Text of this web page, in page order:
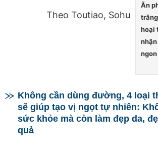
Ăn
hoại
ngon
Theo Toutiao, Sohu
Không cần dùng đường, 4 loại
sẽ giúp tạo vị ngọt tự nhiên:
sức khỏe mà còn làm đẹp da,
quả